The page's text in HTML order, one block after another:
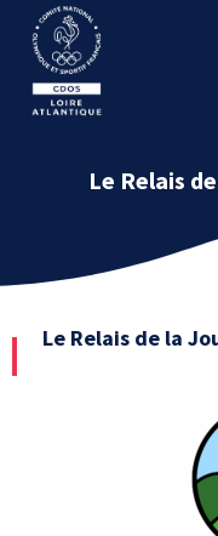
Le Relais
Le Relais de la